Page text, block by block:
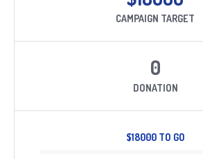
CAMPAIGN TARGET
0
DONATION
$18000 TO GO